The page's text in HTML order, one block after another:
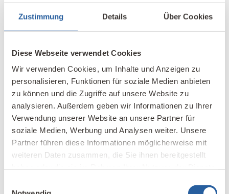
Zustimmung Details Über Cookies
Diese Webseite verwendet Cookies
Wir verwenden Cookies, um Inhalte und Anzeigen zu
personalisieren, Funktionen für soziale Medien anbieten
zu können und die Zugriffe auf unsere Website zu
analysieren. Außerdem geben wir Informationen zu Ihrer
Verwendung unserer Website an unsere Partner für
soziale Medien, Werbung und Analysen weiter. Unsere
Partner führen diese Informationen möglicherweise mit
weiteren Daten zusammen, die Sie ihnen bereitgestellt
Produkte/Dienstleistungen mit einem
Werbebanner
Deine E-Mail-Adresse wird nicht veröffentlicht.
Erforderliche Felder sind mit*markiert
Ihr Kommentar - bitte berücksichtigen Sie unsere
Kommentarregeln